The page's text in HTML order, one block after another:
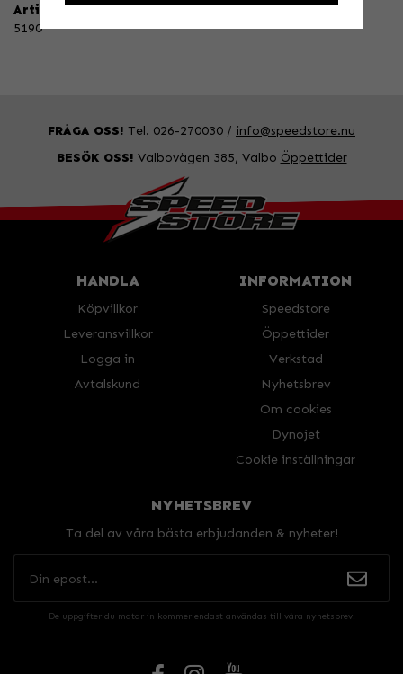
Artikelnummer:
5190
FRÅGA OSS! Tel. 026-270030 / info@speedstore.nu
BESÖK OSS! Valbovägen 385, Valbo Öppettider
HANDLA
Köpvillkor
Leveransvillkor
Logga in
Avtalskund
INFORMATION
Speedstore
Öppettider
Verkstad
Nyhetsbrev
Om cookies
Dynojet
Cookie inställningar
NYHETSBREV
Ta del av våra bästa erbjudanden & nyheter!
De uppgifter du matar in kommer endast användas till våra nyhetsbrev.